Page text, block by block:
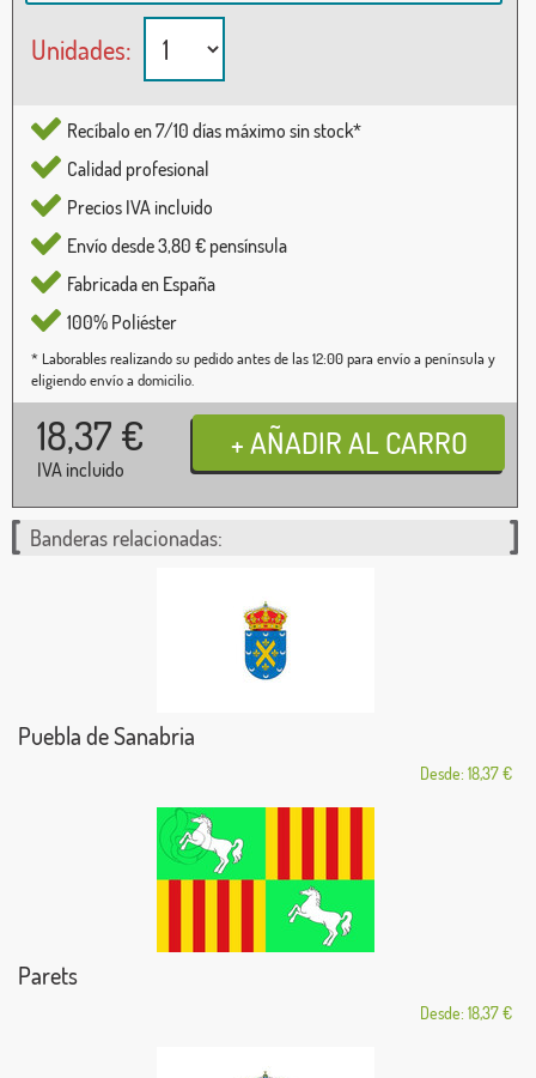
Unidades:
Recíbalo en 7/10 días máximo sin stock*
Calidad profesional
Precios IVA incluido
Envío desde 3,80 € pensínsula
Fabricada en España
100% Poliéster
* Laborables realizando su pedido antes de las 12:00 para envío a península y
eligiendo envío a domicilio.
18,37 €
IVA incluido
Banderas relacionadas:
Puebla de Sanabria
Desde: 18,37 €
Parets
Desde: 18,37 €